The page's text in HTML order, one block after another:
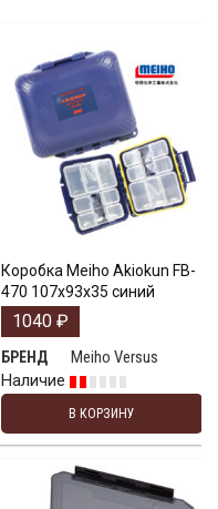
Коробка Meiho Akiokun FB-
470 107x93x35 синий
1040 ₽
БРЕНД
Meiho Versus
Наличие
В КОРЗИНУ